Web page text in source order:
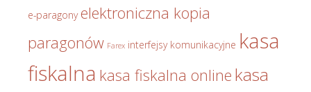
e-paragony elektroniczna kopia
paragonów Farex interfejsy komunikacyjne kasa
fiskalna kasa fiskalna online kasa